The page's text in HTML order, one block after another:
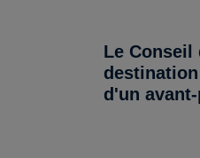
Le Conseil
d'un